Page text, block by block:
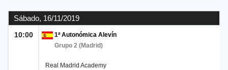
Sábado, 16/11/2019
10:00
1ª Autonómica Alevín
Grupo 2 (Madrid)
Real Madrid Academy